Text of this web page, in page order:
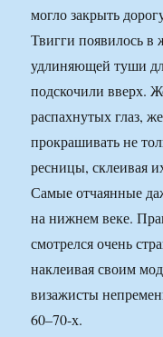
могло закрыть
Твигги появилось в
удлиняющей туши
подскочили вверх.
распахнутых глаз,
прокрашивать не
ресницы, склеивая
Самые отчаянные
на нижнем веке.
смотрелся очень
наклеивая своим
визажисты
60–70-х.